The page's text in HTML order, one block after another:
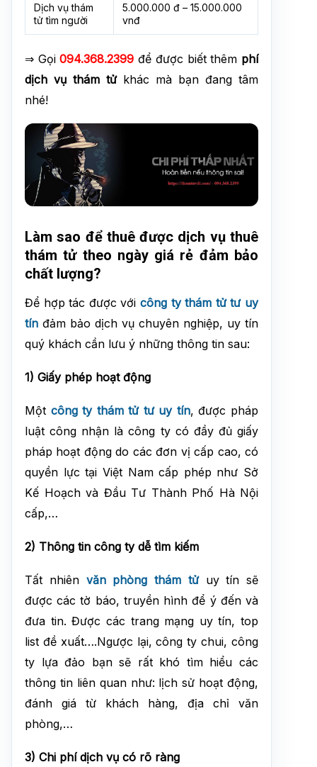
Dịch vụ thám
tử tìm người
5.000.000 đ – 15.000.000
vnđ
⇒ Gọi094.368.2399 để được biết thêm phí
dịch vụ thám tửkhác mà bạn đang tâm
nhé!
Làm sao để thuê được dịch vụ thuê
thám tử theo ngày giá rẻ đảm bảo
chất lượng?
Để hợp tác được với công ty thám tử tư uy
tín đảm bảo dịch vụ chuyên nghiệp, uy tín
quý khách cần lưu ý những thông tin sau:
1) Giấy phép hoạt động
Một công ty thám tử tư uy tín, được pháp
luật công nhận là công ty có đầy đủ giấy
pháp hoạt động do các đơn vị cấp cao, có
quyền lực tại Việt Nam cấp phép như Sở
Kế Hoạch và Đầu Tư Thành Phố Hà Nội
cấp,…
2) Thông tin công ty dễ tìm kiếm
Tất nhiên văn phòng thám tửuy tín sẽ
được các tờ báo, truyền hình để ý đến và
đưa tin. Được các trang mạng uy tín, top
list đề xuất….Ngược lại, công ty chui, công
ty lựa đảo bạn sẽ rất khó tìm hiểu các
thông tin liên quan như: lịch sử hoạt động,
đánh giá từ khách hàng, địa chỉ văn
phòng,…
3) Chi phí dịch vụ có rõ ràng